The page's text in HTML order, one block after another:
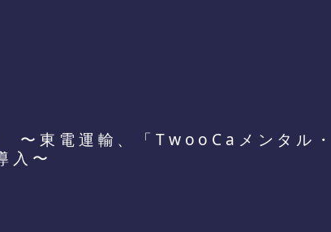
〜東電運輸、「TwooCaメンタル
入〜